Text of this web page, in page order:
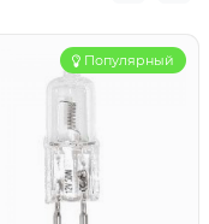
Популярный